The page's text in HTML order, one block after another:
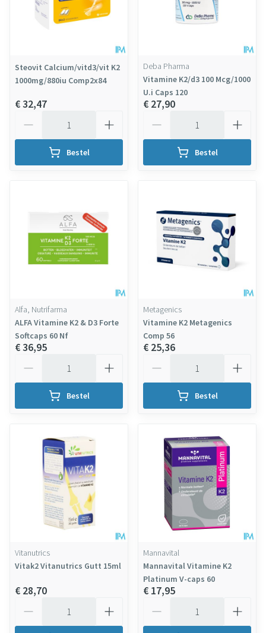
Steovit Calcium/vitd3/vit K2
1000mg/880iu Comp2x84
€ 32,47
Bestel
Deba Pharma
Vitamine K2/d3 100 Mcg/1000
U.i Caps 120
€ 27,90
Bestel
Alfa, Nutrifarma
ALFA Vitamine K2 & D3 Forte
Softcaps 60 Nf
€ 36,95
Bestel
Metagenics
Vitamine K2 Metagenics
Comp 56
€ 25,36
Bestel
Vitanutrics
Vitak2 Vitanutrics Gutt 15ml
€ 28,70
Mannavital
Mannavital Vitamine K2
Platinum V-caps 60
€ 17,95